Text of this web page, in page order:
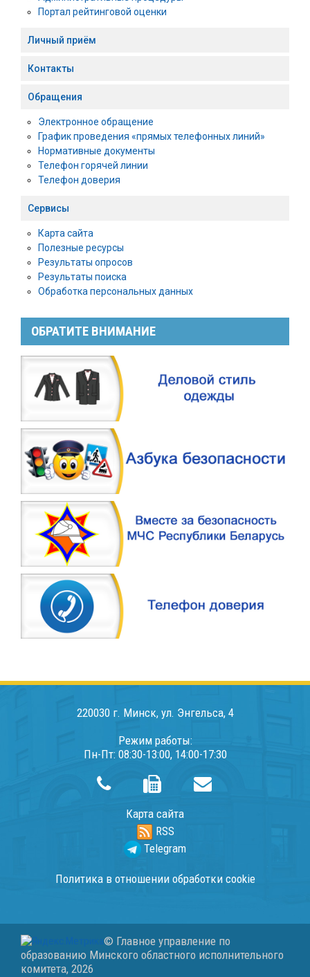
Портал рейтинговой оценки
Личный приём
Контакты
Обращения
Электронное обращение
График проведения «прямых телефонных линий»
Нормативные документы
Телефон горячей линии
Телефон доверия
Сервисы
Карта сайта
Полезные ресурсы
Результаты опросов
Результаты поиска
Обработка персональных данных
ОБРАТИТЕ ВНИМАНИЕ
220030 г. Минск, ул. Энгельса, 4
Режим работы:
Пн-Пт: 08:30-13:00, 14:00-17:30
Карта сайта
RSS
Telegram
Политика в отношении обработки cookie
© Главное управление по
образованию Минского областного исполнительного
комитета, 2026